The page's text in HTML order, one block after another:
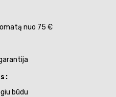
nuo 75 €
būdu